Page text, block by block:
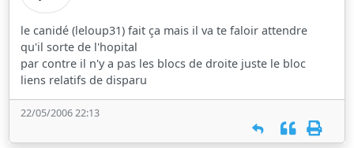
le canidé (leloup31) fait ça mais il va te faloir attendre
qu'il sorte de l'hopital
par contre il n'y a pas les blocs de droite juste le bloc
liens relatifs de disparu
22/05/2006 22:13